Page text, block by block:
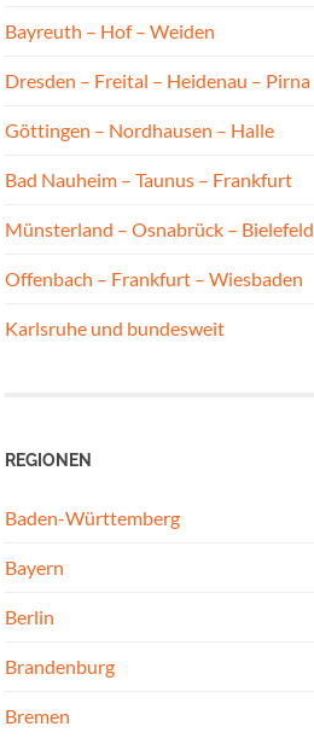
Bayreuth – Hof – Weiden
Dresden – Freital – Heidenau – Pirna
Göttingen – Nordhausen – Halle
Bad Nauheim – Taunus – Frankfurt
Münsterland – Osnabrück – Bielefeld
Offenbach – Frankfurt – Wiesbaden
Karlsruhe und bundesweit
REGIONEN
Baden-Württemberg
Bayern
Berlin
Brandenburg
Bremen